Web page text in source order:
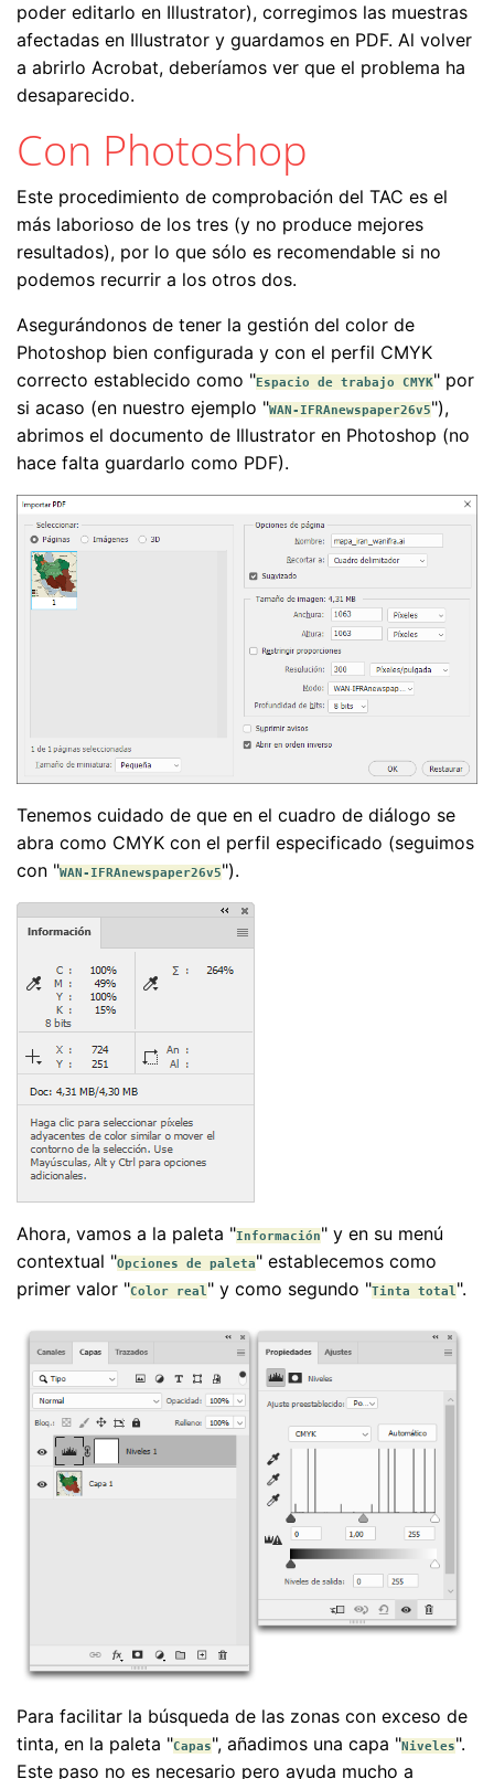
poder editarlo en Illustrator), corregimos las muestras
afectadas en Illustrator y guardamos en PDF. Al volver
a abrirlo Acrobat, deberíamos ver que el problema ha
desaparecido.
Con Photoshop
Este procedimiento de comprobación del TAC es el
más laborioso de los tres (y no produce mejores
resultados), por lo que sólo es recomendable si no
podemos recurrir a los otros dos.
Asegurándonos de tener la gestión del color de
Photoshop bien configurada y con el perfil CMYK
correcto establecido como "Espacio de trabajo CMYK" por
si acaso (en nuestro ejemplo "WAN-IFRAnewspaper26v5"),
abrimos el documento de Illustrator en Photoshop (no
hace falta guardarlo como PDF).
Tenemos cuidado de que en el cuadro de diálogo se
abra como CMYK con el perfil especificado (seguimos
con "WAN-IFRAnewspaper26v5").
Ahora, vamos a la paleta "Información" y en su menú
contextual "Opciones de paleta" establecemos como
primer valor "Color real" y como segundo "Tinta total".
Para facilitar la búsqueda de las zonas con exceso de
tinta, en la paleta "Capas", añadimos una capa "Niveles".
Este paso no es necesario pero ayuda mucho a